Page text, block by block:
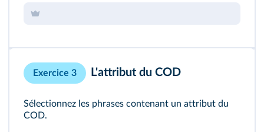
Exercice 3 L'attribut du COD
Sélectionnez les phrases contenant un attribut du
COD.